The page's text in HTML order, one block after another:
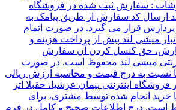
: سفارش ثبت شده در فروشگاه
ارسال کد سفارش از طریق پیامک به
قرار می گیرد. در صورت اتمام
میشی لند پیش از پرداخت هزینه و
حق کنسل کردن آن سفارش
میشی لند محفوظ است. در صورت
نسبت به درج قیمت و محاسبه ارزش ریالی
اینترنتی پیمان عرشیا، حقبلا اثر
خرید انجام شده توسط مشتری، برای
است. درج اطلاعات صحیح و کامل در فرم